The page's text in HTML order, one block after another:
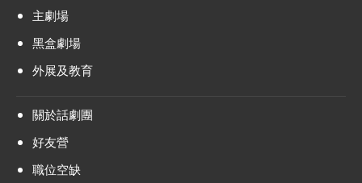
主劇場
黑盒劇場
外展及教育
關於話劇團
好友營
職位空缺